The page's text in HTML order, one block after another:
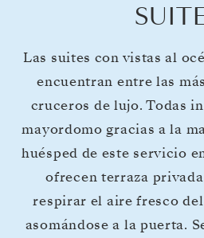
Las suites con vistas al
encuentran entre las
cruceros de lujo. Todas
mayordomo gracias a la
huésped de este servicio
ofrecen terraza
respirar el aire fresco
asomándose a la puerta.